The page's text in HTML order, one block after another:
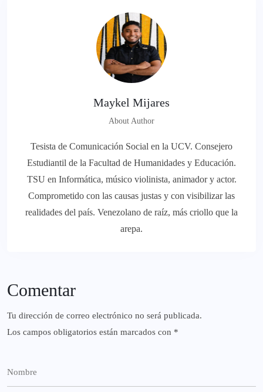
Maykel Mijares
About Author
Tesista de Comunicación Social en la UCV. Consejero
Estudiantil de la Facultad de Humanidades y Educación.
TSU en Informática, músico violinista, animador y actor.
Comprometido con las causas justas y con visibilizar las
realidades del país. Venezolano de raíz, más criollo que la
arepa.
Comentar
Tu dirección de correo electrónico no será publicada.
Los campos obligatorios están marcados con *